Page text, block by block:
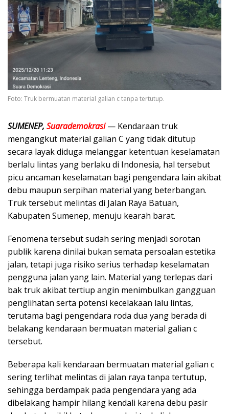
Foto: Truk bermuatan material galian c tanpa tertutup.
SUMENEP, Suarademokrasi— Kendaraan truk
mengangkut material galian C yang tidak ditutup
secara layak diduga melanggar ketentuan keselamatan
berlalu lintas yang berlaku di Indonesia, hal tersebut
picu ancaman keselamatan bagi pengendara lain akibat
debu maupun serpihan material yang beterbangan.
Truk tersebut melintas di Jalan Raya Batuan,
Kabupaten Sumenep, menuju kearah barat.
Fenomena tersebut sudah sering menjadi sorotan
publik karena dinilai bukan semata persoalan estetika
jalan, tetapi juga risiko serius terhadap keselamatan
pengguna jalan yang lain. Material yang terlepas dari
bak truk akibat tertiup angin menimbulkan gangguan
penglihatan serta potensi kecelakaan lalu lintas,
terutama bagi pengendara roda dua yang berada di
belakang kendaraan bermuatan material galian c
tersebut.
Beberapa kali kendaraan bermuatan material galian c
sering terlihat melintas di jalan raya tanpa tertutup,
sehingga berdampak pada pengendara yang ada
dibelakang hampir hilang kendali karena debu pasir